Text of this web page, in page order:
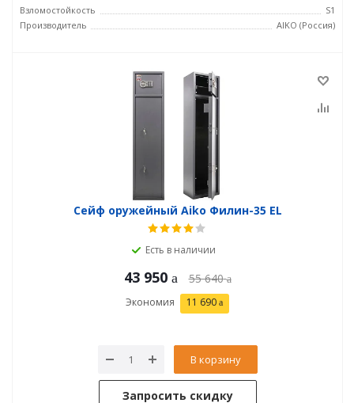
Взломостойкость
S1
Производитель
AIKO (Россия)
Сейф оружейный Aiko Филин-35 EL
Есть в наличии
43 950 55 640
Экономия 11 690
В корзину
Запросить скидку